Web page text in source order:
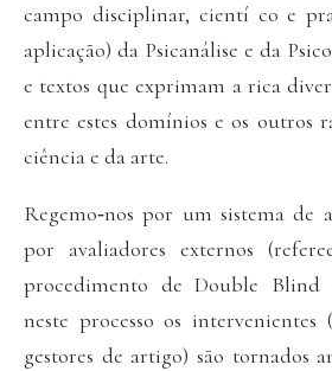
campo disciplinar, cientí co e
aplicação) da Psicanálise e da
e textos que exprimam a rica
entre estes domínios e os outros
ciência e da arte.
Regemo‐nos por um sistema de
por avaliadores externos
procedimento de Double Blind
neste processo os intervenientes
gestores de artigo) são tornados